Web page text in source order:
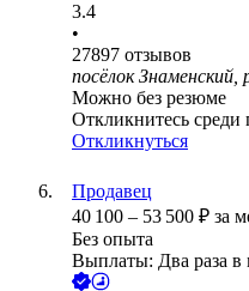
3.4
•
27897 отзывов
посёлок Знаменский,
Можно без резюме
Откликнитесь среди
Откликнуться
Продавец
40 100 – 53 500 ₽ за
Без опыта
Выплаты: Два раза в